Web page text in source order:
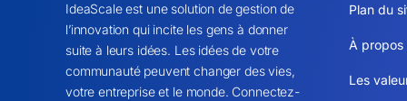
IdeaScale est une solution de gestion de
l’innovation qui incite les gens à donner
suite à leurs idées. Les idées de votre
communauté peuvent changer des vies,
votre entreprise et le monde. Connectez-
Plan du
À propos
Les